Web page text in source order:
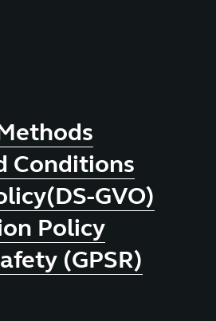
Conditions
GVO)
Policy
(GPSR)